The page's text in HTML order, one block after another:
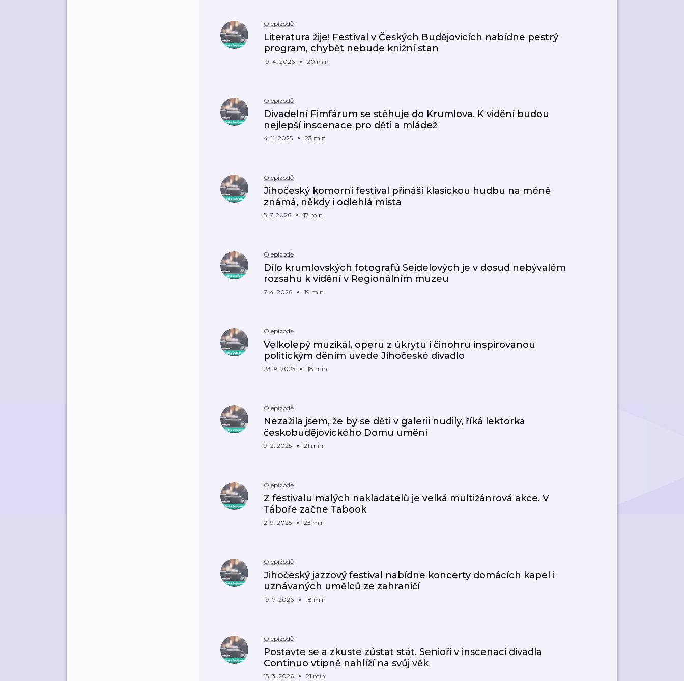
O epizodě
Literatura žije! Festival v Českých Budějovicích nabídne pestrý
program, chybět nebude knižní stan
19. 4. 2026 20 min
O epizodě
Divadelní Fimfárum se stěhuje do Krumlova. K vidění budou
nejlepší inscenace pro děti a mládež
4. 11. 2025 23 min
O epizodě
Jihočeský komorní festival přináší klasickou hudbu na méně
známá, někdy i odlehlá místa
5. 7. 2026 17 min
O epizodě
Dílo krumlovských fotografů Seidelových je v dosud nebývalém
rozsahu k vidění v Regionálním muzeu
7. 4. 2026 19 min
O epizodě
Velkolepý muzikál, operu z úkrytu i činohru inspirovanou
politickým děním uvede Jihočeské divadlo
23. 9. 2025 18 min
O epizodě
Nezažila jsem, že by se děti v galerii nudily, říká lektorka
českobudějovického Domu umění
9. 2. 2025 21 min
O epizodě
Z festivalu malých nakladatelů je velká multižánrová akce. V
Táboře začne Tabook
2. 9. 2025 23 min
O epizodě
Jihočeský jazzový festival nabídne koncerty domácích kapel i
uznávaných umělců ze zahraničí
19. 7. 2026 18 min
O epizodě
Postavte se a zkuste zůstat stát. Senioři v inscenaci divadla
Continuo vtipně nahlíží na svůj věk
15. 3. 2026 21 min